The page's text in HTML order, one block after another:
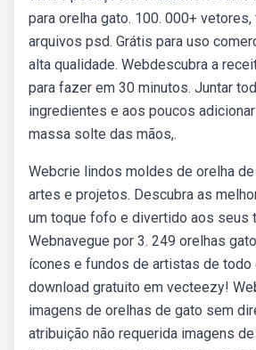
para orelha gato. 100. 000+
arquivos psd. Grátis para uso
alta qualidade. Webdescubra a
para fazer em 30 minutos. Juntar
ingredientes e aos poucos
massa solte das mãos,.
Webcrie lindos moldes de orelha
artes e projetos. Descubra as
um toque fofo e divertido aos seus
Webnavegue por 3. 249 orelhas
ícones e fundos de artistas de todo
download gratuito em vecteezy!
imagens de orelhas de gato sem
atribuição não requerida imagens